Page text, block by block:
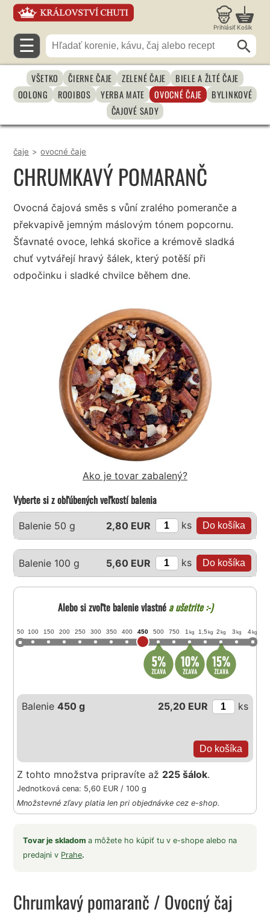
Prihlásiť Košík
☰
VŠETKO ČIERNE ČAJE ZELENÉ ČAJE
BIELE A ŽLTÉ ČAJE
OOLONG
ROOIBOS YERBA MATE OVOCNÉ ČAJE
BYLINKOVÉ
ČAJOVÉ SADY
čaje > ovocné čaje
CHRUMKAVÝ POMARANČ
Ovocná čajová směs s vůní zralého pomeranče a
překvapivě jemným máslovým tónem popcornu.
Šťavnaté ovoce, lehká skořice a krémově sladká
chuť vytvářejí hravý šálek, který potěší při
odpočinku i sladké chvilce během dne.
Ako je tovar zabalený?
Vyberte si z obľúbených veľkostí balenia
Balenie 50 g 2,80 EUR ks
Balenie 100 g 5,60 EUR ks
Alebo si zvoľte balenie vlastnéa ušetrite :-)
50 100 150 200 250 300 350 400 450 500 750 1 kg 1,5 kg 2 kg 3 kg 4kg
Balenie450 g 25,20 EUR ks
Z tohto množstva pripravíte až 225 šálok.
Jednotková cena: 5,60 EUR / 100 g
Množstevné zľavy platia len pri objednávke cez e-shop.
Tovar je skladoma môžete ho kúpiť tu v e-shope alebo na
predajni v Prahe.
Chrumkavý pomaranč / Ovocný čaj